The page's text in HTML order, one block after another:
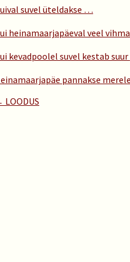
suvel üteldakse …
heinamaarjapäeval veel
kevadpoolel suvel kestab
pannakse
LOODUS